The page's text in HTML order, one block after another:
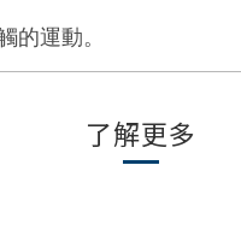
的運動。
了解更多